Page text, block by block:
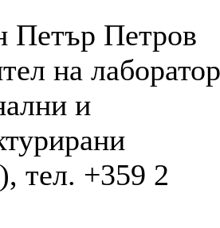
Петър Петров
на
и
тел. +359 2